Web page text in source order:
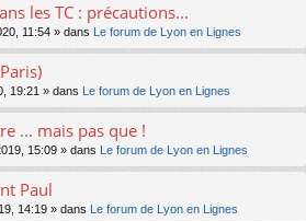
les TC : précautions...
11:54 » dans Le forum de Lyon en Lignes
19:21 » dans Le forum de Lyon en Lignes
... mais pas que !
15:09 » dans Le forum de Lyon en Lignes
Paul
14:19 » dans Le forum de Lyon en Lignes